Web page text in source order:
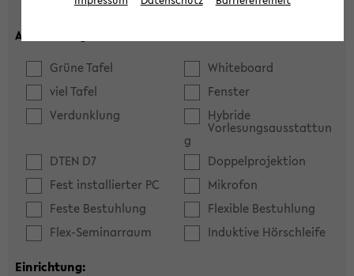
Ausstattung:
Grüne Tafel
Whiteboard
viel Tafel
Fenster
Verdunklung
Hybride
Vorlesungsausstattun
g
DTEN D7
Doppelprojektion
Fest installierter PC
Mikrofon
Feste Bestuhlung
Flexible Bestuhlung
Flex-Seminarraum
Induktive Hörschleife
Einrichtung: